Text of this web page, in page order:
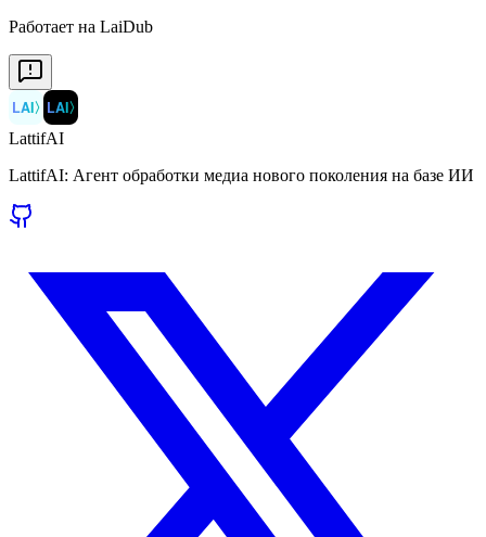
Работает на LaiDub
LAI〉 LAI〉
LattifAI
LattifAI: Агент обработки медиа нового поколения на базе ИИ